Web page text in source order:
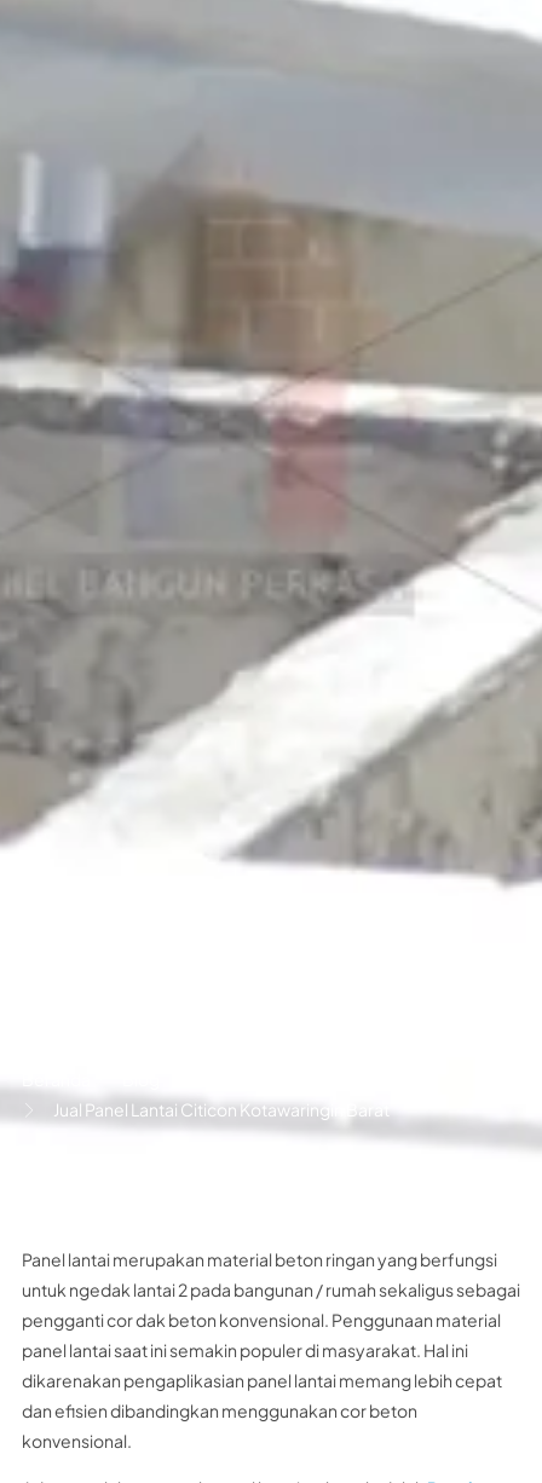
Jual Panel Lantai Citicon Kotawaringin Barat
Panel lantai merupakan material beton ringan yang berfungsi
untuk ngedak lantai 2 pada bangunan / rumah sekaligus sebagai
pengganti cor dak beton konvensional. Penggunaan material
panel lantai saat ini semakin populer di masyarakat. Hal ini
dikarenakan pengaplikasian panel lantai memang lebih cepat
dan efisien dibandingkan menggunakan cor beton
konvensional.